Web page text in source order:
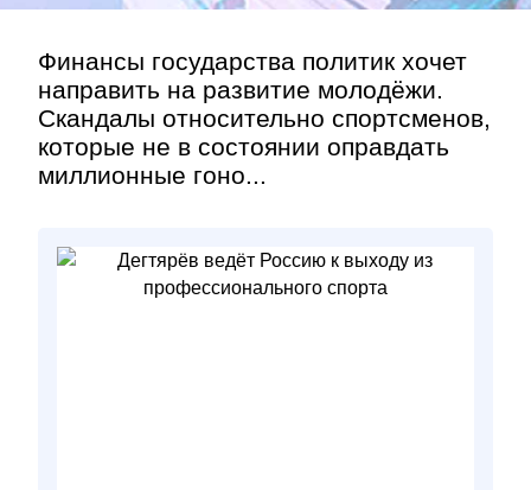
Финансы государства политик хочет
направить на развитие молодёжи.
Скандалы относительно спортсменов,
которые не в состоянии оправдать
миллионные гоно...
Контакт»